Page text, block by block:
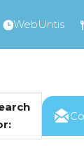
WebUntis